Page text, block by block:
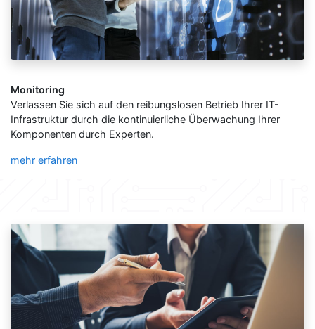
Monitoring
Verlassen Sie sich auf den reibungslosen Betrieb Ihrer IT-
Infrastruktur durch die kontinuierliche Überwachung Ihrer
Komponenten durch Experten.
mehr erfahren